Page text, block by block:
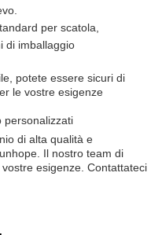
per scatola,
di imballaggio
potete essere sicuri di
le vostre esigenze
personalizzati
di alta qualità e
Il nostro team di
esigenze. Contattateci